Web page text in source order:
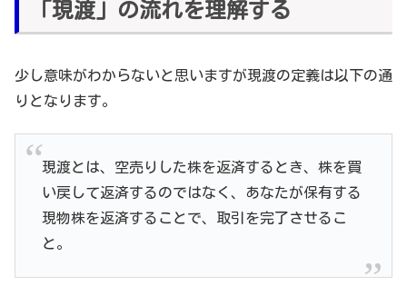
「現渡」の流れを理解する
少し意味がわからないと思いますが現渡の定義は以下の通
りとなります。
現渡とは、空売りした株を返済するとき、株を買
い戻して返済するのではなく、あなたが保有する
現物株を返済することで、取引を完了させるこ
と。